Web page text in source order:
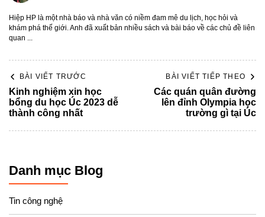
Hiệp HP là một nhà báo và nhà văn có niềm đam mê du lịch, học hỏi và
khám phá thế giới. Anh đã xuất bản nhiều sách và bài báo về các chủ đề liên
quan ...
BÀI VIẾT TRƯỚC
Kinh nghiệm xin học
bổng du học Úc 2023 dễ
thành công nhất
BÀI VIẾT TIẾP THEO
Các quán quân đường
lên đỉnh Olympia học
trường gì tại Úc
Danh mục Blog
Tin công nghệ